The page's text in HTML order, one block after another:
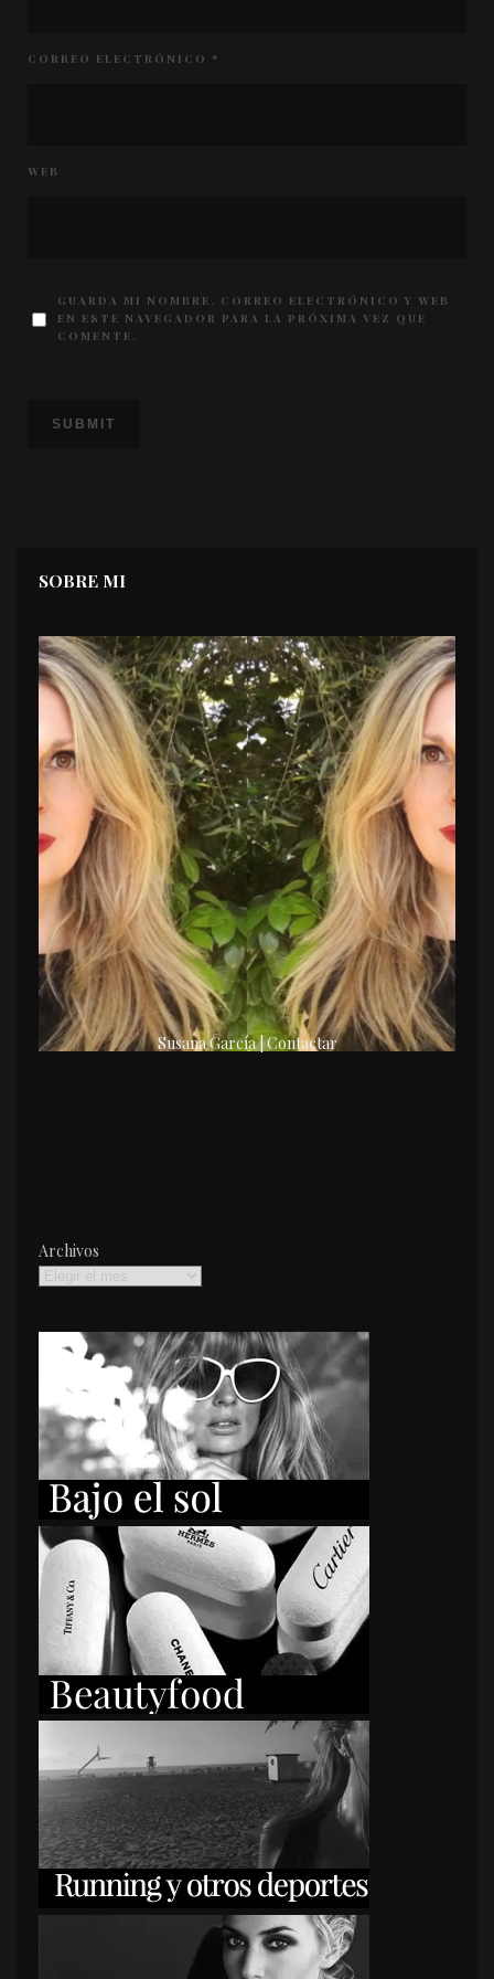
CORREO ELECTRÓNICO *
WEB
GUARDA MI NOMBRE, CORREO ELECTRÓNICO Y WEB
EN ESTE NAVEGADOR PARA LA PRÓXIMA VEZ QUE
COMENTE.
SOBRE MI
Susana García | Contactar
Archivos